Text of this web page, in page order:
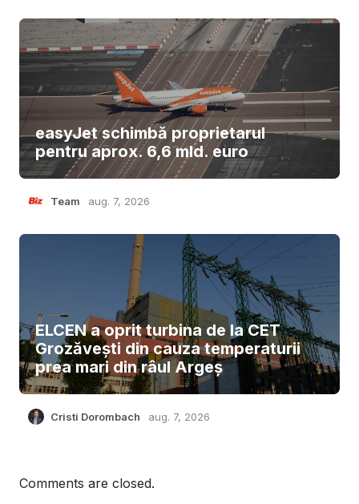
easyJet schimbă proprietarul
pentru aprox. 6,6 mld. euro
Team aug. 7, 2026
ELCEN a oprit turbina de la CET
Grozăvești din cauza temperaturii
prea mari din râul Argeș
Cristi Dorombach aug. 7, 2026
Comments are closed.